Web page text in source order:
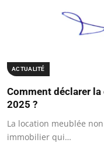
ACTUALITÉ
Comment déclarer
2025 ?
La location meublée
immobilier qui…